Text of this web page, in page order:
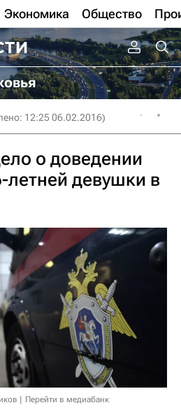
Экономика Общество
12:25 06.02.2016)
о доведении
летней девушки в
Перейти в медиабанк